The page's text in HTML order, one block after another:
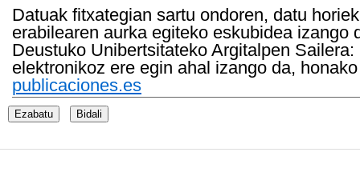
Datuak fitxategian sartu ondoren, datu
erabilearen aurka egiteko eskubidea
Deustuko Unibertsitateko Argitalpen
elektronikoz ere egin ahal izango da,
publicaciones.es
Ezabatu Bidali